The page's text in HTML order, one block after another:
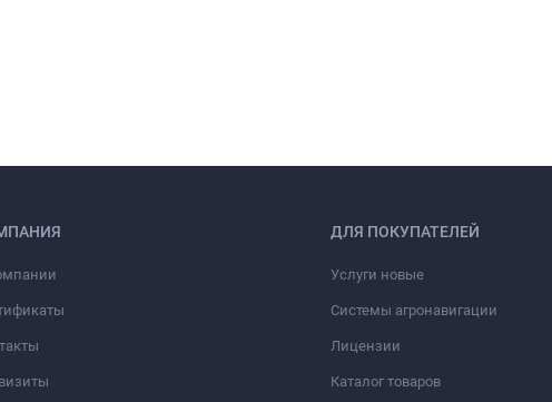
ДЛЯ ПОКУПАТЕЛЕЙ
Услуги новые
Системы агронавигации
Лицензии
Каталог товаров